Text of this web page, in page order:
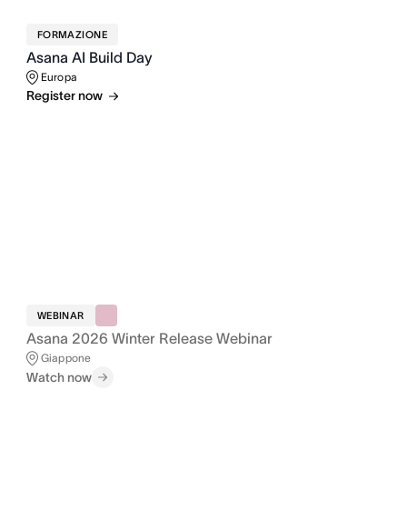
FORMAZIONE
Asana AI Build Day
Europa
Register now
WEBINAR
Asana 2026 Winter Release Webinar
Giappone
Watch now